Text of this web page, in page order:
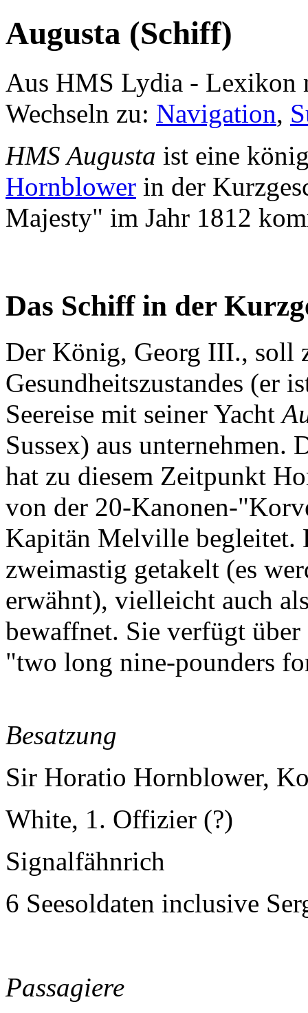
Augusta (Schiff)
Aus HMS Lydia - Lexikon
Wechseln zu: Navigation,
HMS Augusta ist eine
Hornblower in der
Majesty" im Jahr 1812
Das Schiff in der
Der König, Georg III., soll
Gesundheitszustandes (er
Seereise mit seiner Yacht
Sussex) aus unternehmen.
hat zu diesem Zeitpunkt
von der 20-Kanonen-
Kapitän Melville begleitet.
zweimastig getakelt (es
erwähnt), vielleicht auch
bewaffnet. Sie verfügt
"two long nine-pounders
Besatzung
Sir Horatio Hornblower,
White, 1. Offizier (?)
Signalfähnrich
6 Seesoldaten inclusive
Passagiere